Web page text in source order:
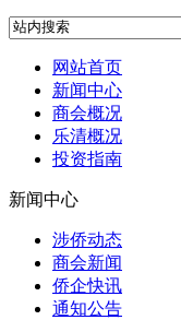
网站首页
新闻中心
商会概况
乐清概况
投资指南
新闻中心
涉侨动态
商会新闻
侨企快讯
通知公告